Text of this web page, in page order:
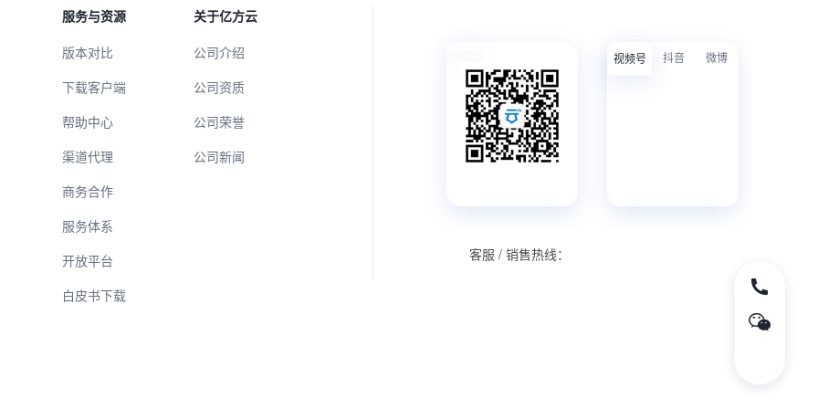
服务与资源
版本对比
下载客户端
帮助中心
渠道代理
商务合作
服务体系
开放平台
白皮书下载
关于亿方云
公司介绍
公司资质
公司荣誉
公司新闻
视频号 抖音 微博
客服 / 销售热线：